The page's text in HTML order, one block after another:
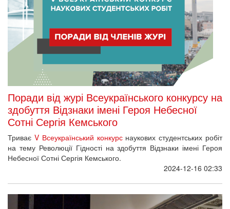
Поради від журі Всеукраїнського конкурсу на
здобуття Відзнаки імені Героя Небесної
Сотні Сергія Кемського
Триває V Всеукраїнський конкурснаукових студентських робіт
на тему Революції Гідності на здобуття Відзнаки імені Героя
Небесної Сотні Сергія Кемського.
2024-12-16 02:33